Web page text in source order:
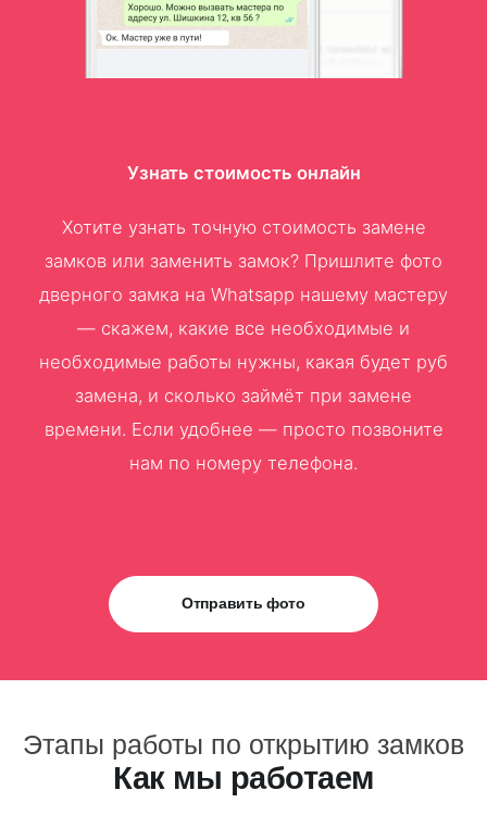
Узнать стоимость онлайн
Хотите узнать точную стоимость замене
замков или заменить замок? Пришлите фото
дверного замка на Whatsapp нашему мастеру
— скажем, какие все необходимые и
необходимые работы нужны, какая будет руб
замена, и сколько займёт при замене
времени. Если удобнее — просто позвоните
нам по номеру телефона.
Отправить фото
Этапы работы по открытию замков
Как мы работаем